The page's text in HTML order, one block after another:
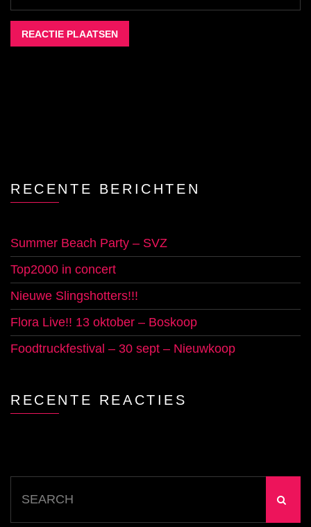
RECENTE BERICHTEN
Summer Beach Party – SVZ
Top2000 in concert
Nieuwe Slingshotters!!!
Flora Live!! 13 oktober – Boskoop
Foodtruckfestival – 30 sept – Nieuwkoop
RECENTE REACTIES
for: